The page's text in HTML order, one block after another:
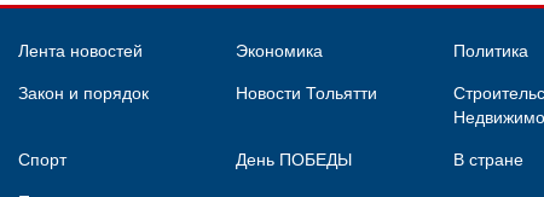
Лента новостей Экономика Политика
Закон и порядок Новости Тольятти
Спорт День ПОБЕДЫ В стране